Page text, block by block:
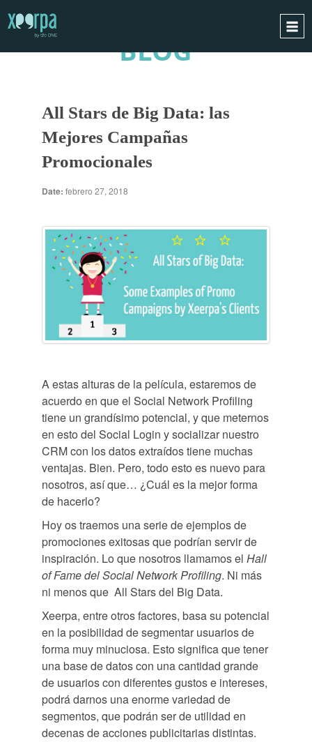
INTEGRACIONES
CASOS DE ÉXITO
RGPD
BLOG
PIDE UNA DEMO
ESPAÑOL
BLOG
All Stars de Big Data: las
Mejores Campañas
Promocionales
Date: febrero 27, 2018
A estas alturas de la película, estaremos de
acuerdo en que el Social Network Profiling
tiene un grandísimo potencial, y que meternos
en esto del Social Login y socializar nuestro
CRM con los datos extraídos tiene muchas
ventajas. Bien. Pero, todo esto es nuevo para
nosotros, así que… ¿Cuál es la mejor forma
de hacerlo?
Hoy os traemos una serie de ejemplos de
promociones exitosas que podrían servir de
inspiración. Lo que nosotros llamamos el Hall
of Fame del Social Network Profiling. Ni más
ni menos que All Stars del Big Data.
Xeerpa, entre otros factores, basa su potencial
en la posibilidad de segmentar usuarios de
forma muy minuciosa. Esto significa que tener
una base de datos con una cantidad grande
de usuarios con diferentes gustos e intereses,
podrá darnos una enorme variedad de
segmentos, que podrán ser de utilidad en
decenas de acciones publicitarias distintas.